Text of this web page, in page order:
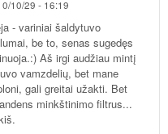
10/29 - 16:19
- variniai šaldytuvo
be to, senas sugedęs
Aš irgi audžiau mintį
vamzdelių, bet mane
gali greitai užakti. Bet
minkštinimo filtrus...